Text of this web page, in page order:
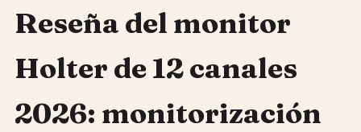
Reseña del monitor
Holter de 12 canales
2026: monitorización